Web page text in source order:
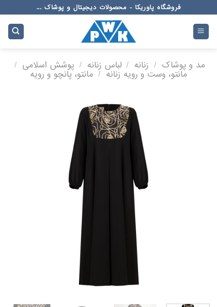
to
content
فروشگاه پاوریکا - محصولات دیجیتال و پوشاک ...
مد و پوشاک / زنانه / لباس زنانه / پوشش اسلامی /
مانتو، وست و رویه زنانه / مانتو، پانچو و رویه